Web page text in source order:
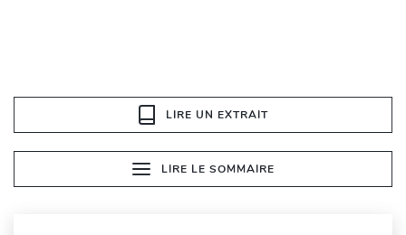
LIRE UN EXTRAIT
LIRE LE SOMMAIRE